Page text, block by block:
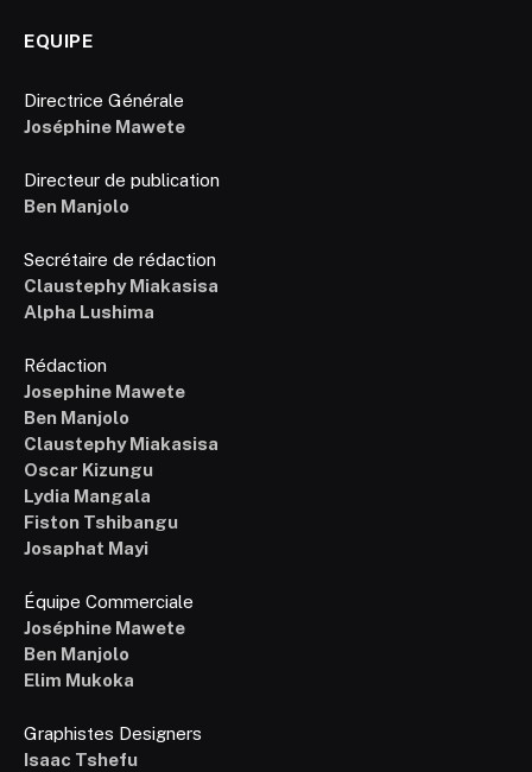
EQUIPE
Directrice Générale
Joséphine Mawete
Directeur de publication
Ben Manjolo
Secrétaire de rédaction
Claustephy Miakasisa
Alpha Lushima
Rédaction
Josephine Mawete
Ben Manjolo
Claustephy Miakasisa
Oscar Kizungu
Lydia Mangala
Fiston Tshibangu
Josaphat Mayi
Équipe Commerciale
Joséphine Mawete
Ben Manjolo
Elim Mukoka
Graphistes Designers
Isaac Tshefu